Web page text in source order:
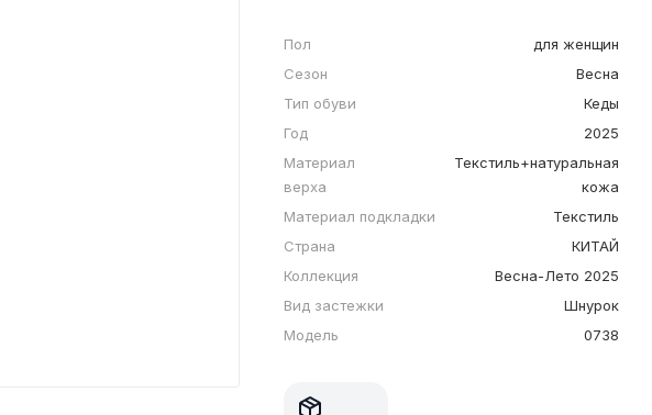
Пол
для женщин
Сезон
Весна
Тип обуви
Кеды
Год
2025
Материал
верха
Текстиль+натуральная
кожа
Материал подкладки
Текстиль
Страна
КИТАЙ
Коллекция
Весна-Лето 2025
Вид застежки
Шнурок
Модель
0738